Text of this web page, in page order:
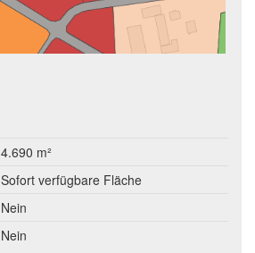
4.690 m²
Sofort verfügbare Fläche
Nein
Nein